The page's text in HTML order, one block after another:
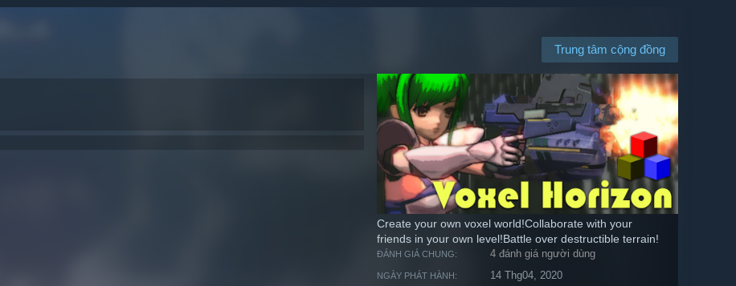
Trung tâm cộng đồng
Create your own voxel world!Collaborate with your
friends in your own level!Battle over destructible terrain!
ĐÁNH GIÁ CHUNG: 4 đánh giá người dùng
NGÀY PHÁT HÀNH: 14 Thg04, 2020